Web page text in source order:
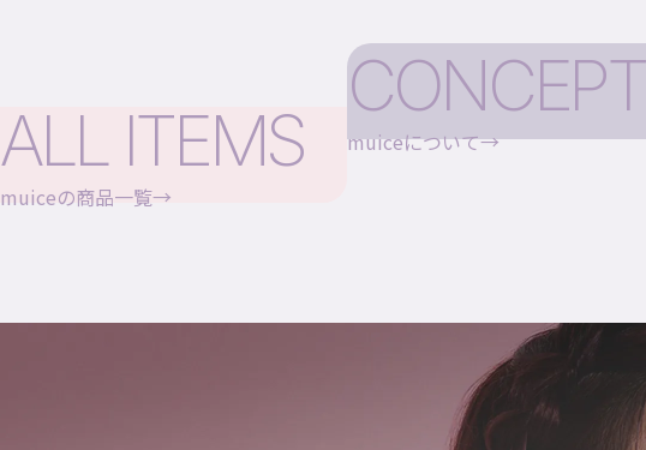
ALL ITEMS
muiceの商品一覧
CONCEPT
muiceについて